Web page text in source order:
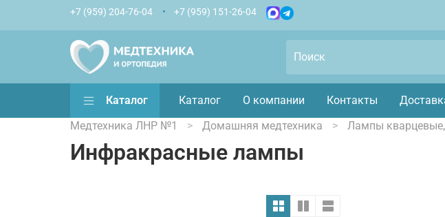
+7 (959) 204-76-04 +7 (959) 151-26-04
Каталог Каталог О компании Контакты
Медтехника ЛНР №1
Домашняя медтехника Лампы
Инфракрасные лампы